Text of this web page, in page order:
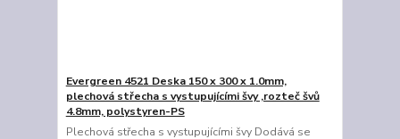
Evergreen 4521 Deska 150 x 300 x 1.0mm,
plechová střecha s vystupujícími švy ,rozteč švů
4.8mm, polystyren-PS
Plechová střecha s vystupujícími švy Dodává se